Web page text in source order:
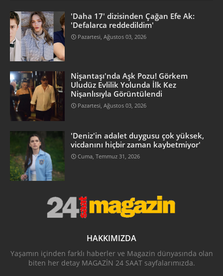
'Daha 17' dizisinden Çağan Efe Ak:
'Defalarca reddedildim'
Pazartesi, Ağustos 03, 2026
Nişantaşı'nda Aşk Pozu! Görkem
Uludüz Evlilik Yolunda İlk Kez
Nişanlısıyla Görüntülendi
Pazartesi, Ağustos 03, 2026
'Deniz'in adalet duygusu çok yüksek,
vicdanını hiçbir zaman kaybetmiyor'
Cuma, Temmuz 31, 2026
HAKKIMIZDA
Yaşamın içinden farklı haberler ve Magazin dünyasında olan
biten her detay MAGAZİN 24 SAAT sayfalarımızda.